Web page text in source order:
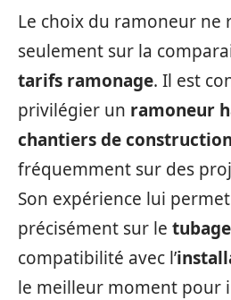
Le choix du ramoneur ne
seulement sur la
tarifs ramonage. Il est
privilégier un ramoneur
chantiers de construction
fréquemment sur des
Son expérience lui
précisément sur le
compatibilité avec l’
le meilleur moment pour